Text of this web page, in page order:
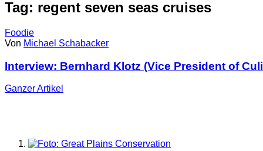
Tag: regent seven seas cruises
Foodie
Von Michael Schabacker
Interview: Bernhard Klotz (Vice President of
GanzerArtikel